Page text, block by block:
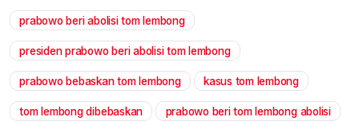
prabowo beri abolisi tom lembong
presiden prabowo beri abolisi tom lembong
prabowo bebaskan tom lembong kasus tom lembong
tom lembong dibebaskan prabowo beri tom lembong abolisi